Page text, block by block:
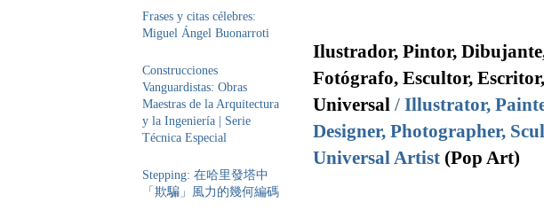
Frases y citas célebres:
Miguel Ángel Buonarroti
Construcciones
Vanguardistas: Obras
Maestras de la Arquitectura
y la Ingeniería | Serie
Técnica Especial
Stepping: 在哈里發塔中
「欺騙」風力的幾何編碼
Ilustrador, Pintor,
Fotógrafo, Escultor,
Universal / Illustrator,
Designer, Photographer,
Universal Artist (Pop Art)